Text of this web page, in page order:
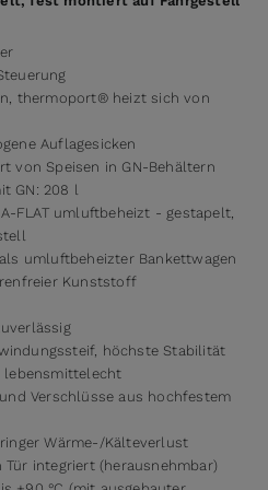
thermoport® heizt sich von
Auflagesicken
von Speisen in GN-Behältern
GN: 208 l
FLAT umluftbeheizt - gestapelt,
umluftbeheizter Bankettwagen
Kunststoff
höchste Stabilität
lebensmittelecht
Verschlüsse aus hochfestem
Wärme-/Kälteverlust
integriert (herausnehmbar)